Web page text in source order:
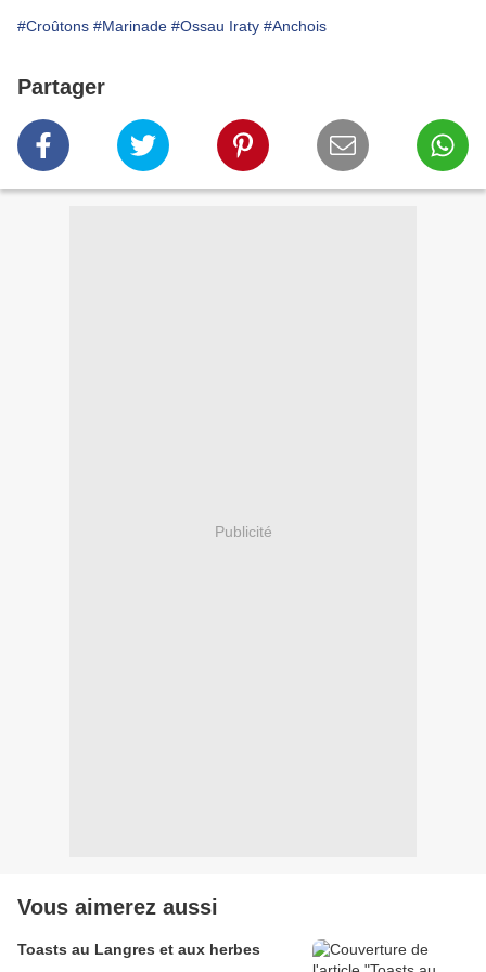
#Croûtons #Marinade #Ossau Iraty #Anchois
Partager
Publicité
Vous aimerez aussi
Toasts au Langres et aux herbes